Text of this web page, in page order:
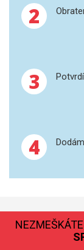
REAKČNÍ
LISOVÁNÍ
MS/SPM
2
3
4